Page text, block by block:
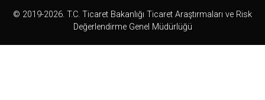
© 2019-2026. T.C. Ticaret Bakanlığı Ticaret Araştırmaları ve Risk
Değerlendirme Genel Müdürlüğü